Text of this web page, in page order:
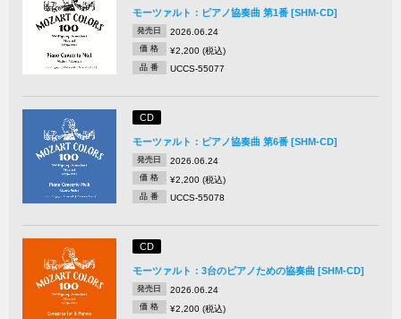
モーツァルト：ピアノ協奏曲 第1番 [SHM-CD]
発売日 2026.06.24
価 格 ¥2,200 (税込)
品 番 UCCS-55077
CD
モーツァルト：ピアノ協奏曲 第6番 [SHM-CD]
発売日 2026.06.24
価 格 ¥2,200 (税込)
品 番 UCCS-55078
CD
モーツァルト：3台のピアノための協奏曲 [SHM-CD]
発売日 2026.06.24
価 格 ¥2,200 (税込)